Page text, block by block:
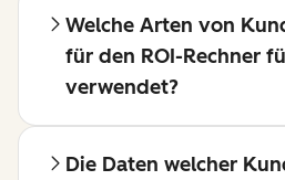
Welche Arten von
für den ROI-Rechner
verwendet?
Die Daten welcher